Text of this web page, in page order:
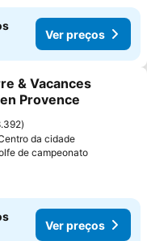
Ver preços
aos favoritos
& Vacances
Provence
da cidade
de campeonatoVer
Ver preços